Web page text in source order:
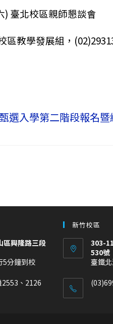
) 臺北校區親師懇談會
區教學發展組，
選入學第二階段報名
區興隆路三段
5分鐘到校
、2126
新竹校區
303-
530號
臺鐵